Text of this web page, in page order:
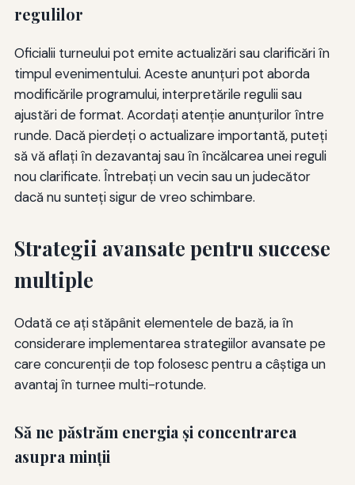
regulilor
Oficialii turneului pot emite actualizări sau clarificări în
timpul evenimentului. Aceste anunțuri pot aborda
modificările programului, interpretările regulii sau
ajustări de format. Acordați atenție anunțurilor între
runde. Dacă pierdeți o actualizare importantă, puteți
să vă aflați în dezavantaj sau în încălcarea unei reguli
nou clarificate. Întrebați un vecin sau un judecător
dacă nu sunteți sigur de vreo schimbare.
Strategii avansate pentru succese
multiple
Odată ce ați stăpânit elementele de bază, ia în
considerare implementarea strategiilor avansate pe
care concurenții de top folosesc pentru a câștiga un
avantaj în turnee multi-rotunde.
Să ne păstrăm energia şi concentrarea
asupra minţii